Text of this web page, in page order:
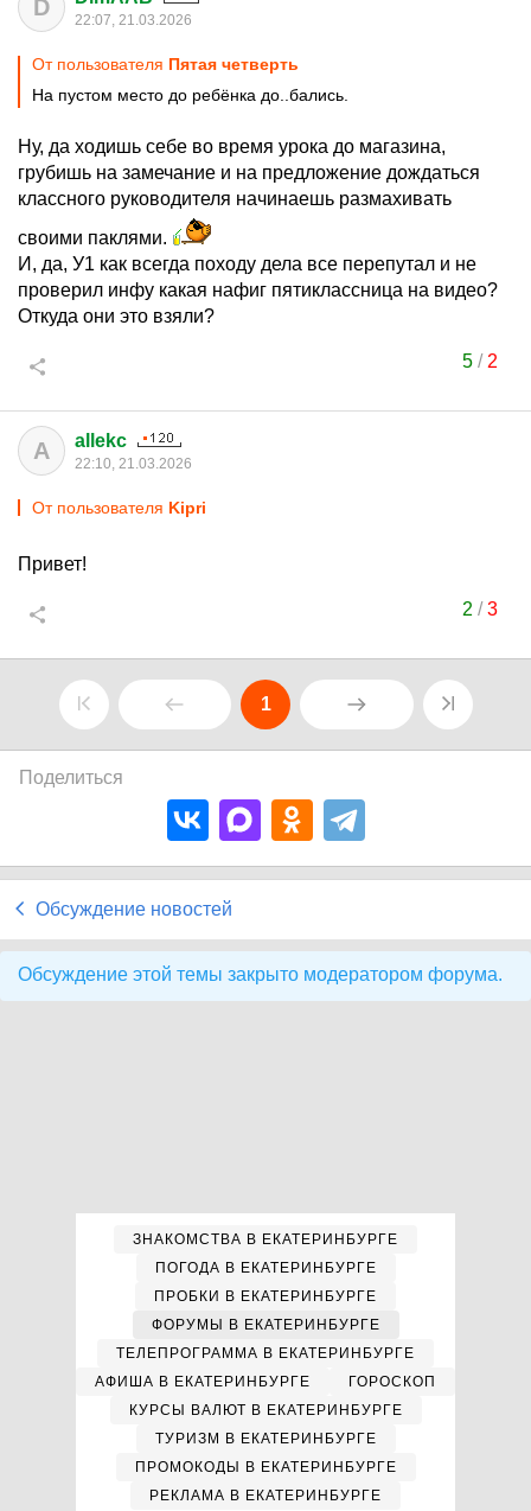
D 22:07, 21.03.2026
От пользователя Пятая четверть
На пустом место до ребёнка до..бались.
Ну, да ходишь себе во время урока до магазина,
грубишь на замечание и на предложение дождаться
классного руководителя начинаешь размахивать
своими паклями.
И, да, У1 как всегда походу дела все перепутал и не
проверил инфу какая нафиг пятиклассница на видео?
Откуда они это взяли?
5/ 2
A allekc
22:10, 21.03.2026
От пользователя Kipri
Привет!
2 /3
1
Поделиться
Обсуждение новостей
Обсуждение этой темы закрыто модератором форума.
ЗНАКОМСТВА В ЕКАТЕРИНБУРГЕ
ПОГОДА В ЕКАТЕРИНБУРГЕ
ПРОБКИ В ЕКАТЕРИНБУРГЕ
ФОРУМЫ В ЕКАТЕРИНБУРГЕ
ТЕЛЕПРОГРАММА В ЕКАТЕРИНБУРГЕ
АФИША В ЕКАТЕРИНБУРГЕ
ГОРОСКОП
КУРСЫ ВАЛЮТ В ЕКАТЕРИНБУРГЕ
ТУРИЗМ В ЕКАТЕРИНБУРГЕ
ПРОМОКОДЫ В ЕКАТЕРИНБУРГЕ
РЕКЛАМА В ЕКАТЕРИНБУРГЕ